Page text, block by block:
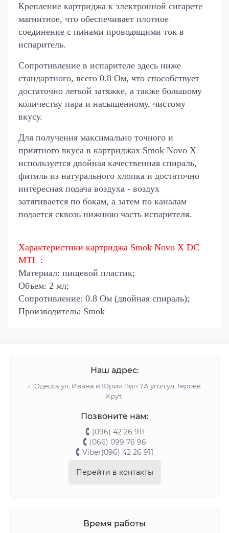
Крепление картриджа к электронной сигарете
магнитное, что обеспечивает плотное
соединение с пинами проводящими ток в
испаритель.
Сопротивление в испарителе здесь ниже
стандартного, всего 0.8 Ом, что способствует
достаточно легкой затяжке, а также большому
количеству пара и насыщенному, чистому
вкусу.
Для получения максимально точного и
приятного вкуса в картриджах Smok Novo X
используется двойная качественная спираль,
фитиль из натурального хлопка и достаточно
интересная подача воздуха - воздух
затягивается по бокам, а затем по каналам
подается сквозь нижнюю часть испарителя.
Характеристики картриджа Smok Novo X DC
MTL :
Материал: пищевой пластик;
Объем: 2 мл;
Сопротивление: 0.8 Ом (двойная спираль);
Производитель: Smok
Наш адрес:
г. Одесса ул. Ивана и Юрия Лип 7А угол ул. Героев
Крут.
Позвоните нам:
(096) 42 26 911
(066) 099 76 96
Viber(096) 42 26 911
Перейти в контакты
Время работы